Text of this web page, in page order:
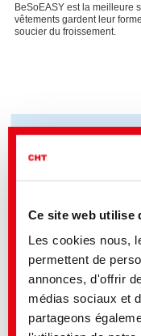
Ce site web utilise
Les cookies nous,
permettent de
annonces, d'offrir
médias sociaux et
partageons
BeSoEASY est la meilleure
vêtements gardent leur
soucier du froissement.
Alignement de la fibre
Convient à tous les